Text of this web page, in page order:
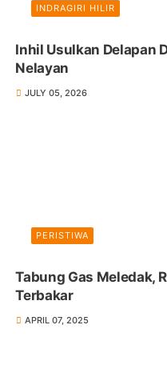
INDRAGIRI HILIR
Inhil Usulkan Delapan
Nelayan
JULY 05, 2026
PERISTIWA
Tabung Gas Meledak,
Terbakar
APRIL 07, 2025